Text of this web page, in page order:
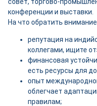
конференции и выставки.
На что обратить
репутация на
коллегами, ищите
финансовая
есть ресурсы для
опыт
облегчает
правилам;